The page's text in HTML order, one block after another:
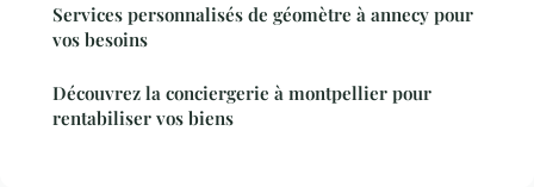
Services personnalisés de géomètre à annecy pour
vos besoins
Découvrez la conciergerie à montpellier pour
rentabiliser vos biens